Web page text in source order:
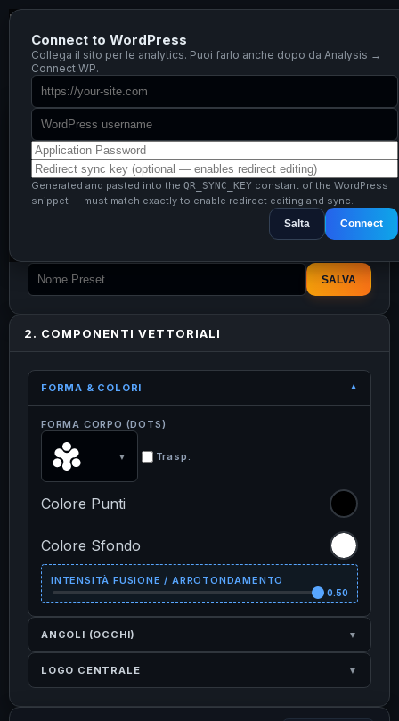
Enterprise
Analysis
1. DATI & TEMPLATE
TIPO PAYLOAD
SALVA
2. COMPONENTI VETTORIALI
FORMA & COLORI ▼
FORMA CORPO (DOTS)
▼ Trasp.
Colore Punti
Colore Sfondo
INTENSITÀ FUSIONE / ARROTONDAMENTO
0.50
ANGOLI (OCCHI) ▼
LOGO CENTRALE ▼
Connect to WordPress
Collega il sito per le analytics. Puoi farlo anche dopo da Analysis →
Connect WP.
Generated and pasted into the QR_SYNC_KEY constant of the WordPress
snippet — must match exactly to enable redirect editing and sync.
Salta
Connect